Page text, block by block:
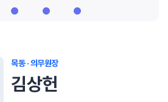
목동 · 의무원장
김상헌